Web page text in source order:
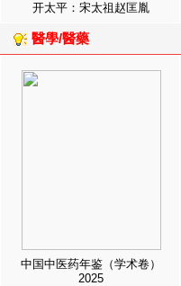
开太平：宋太祖赵匡胤
醫學/醫藥
中国中医药年鉴（学术卷）
2025